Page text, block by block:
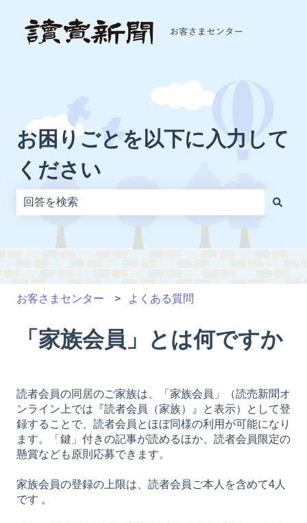
お困りごとを以下に入力して
ください
お客さまセンター よくある質問
「家族会員」とは何ですか
読者会員の同居のご家族は、「家族会員」（読売新聞オ
ンライン上では『読者会員（家族）』と表示）として登
録することで、読者会員とほぼ同様の利用が可能になり
ます。「鍵」付きの記事が読めるほか、読者会員限定の
懸賞なども原則応募できます。
家族会員の登録の上限は、読者会員ご本人を含めて4人
です 。